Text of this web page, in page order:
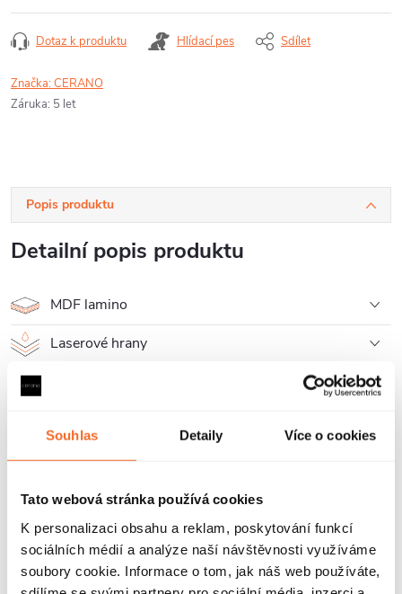
Souhlas Detaily Více o cookies
Tato webová stránka používá cookies
K personalizaci obsahu a reklam, poskytování funkcí
sociálních médií a analýze naší návštěvnosti využíváme
soubory cookie. Informace o tom, jak náš web používáte,
Dotaz k produktu Hlídací pes Sdílet
Značka:CERANO
Záruka: 5 let
Popis produktu
Detailní popis produktu
MDF lamino
Laserové hrany
Umyvadlová deska pod umyvadlo je skvělou volbou, pokud se
rozhodnete zvolit jinou variantu, než zapuštění umyvadla do
Desky jsou dodávány bez otvorů pro baterii a odpad, tyto otvory je
nutné si připravit podle vybraného umyvadla.